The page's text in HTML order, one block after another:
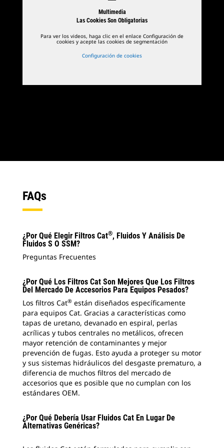
Multimedia
Las Cookies Son Obligatorias
Para ver los videos, haga clic en el enlace Configuración de
cookies y acepte las cookies de segmentación
Configuración de cookies
FAQs
¿Por Qué Elegir Filtros Cat®, Fluidos Y Análisis De
Fluidos S O SSM?
Preguntas Frecuentes
¿Por Qué Los Filtros Cat Son Mejores Que Los Filtros
Del Mercado De Accesorios Para Equipos Pesados?
Los filtros Cat® están diseñados específicamente
para equipos Cat. Gracias a características como
tapas de uretano, devanado en espiral, perlas
acrílicas y tubos centrales no metálicos, ofrecen
mayor retención de contaminantes y mejor
prevención de fugas. Esto ayuda a proteger su motor
y sus sistemas hidráulicos del desgaste prematuro, a
diferencia de muchos filtros del mercado de
accesorios que es posible que no cumplan con los
estándares OEM.
¿Por Qué Debería Usar Fluidos Cat En Lugar De
Alternativas Genéricas?